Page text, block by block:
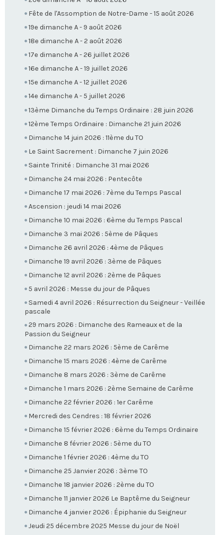
Fête de l'Assomption de Notre-Dame - 15 août 2026
19e dimanche A - 9 août 2026
18e dimanche A - 2 août 2026
17e dimanche A - 26 juillet 2026
16e dimanche A - 19 juillet 2026
15e dimanche A - 12 juillet 2026
14e dimanche A - 5 juillet 2026
13ème Dimanche du Temps Ordinaire : 28 juin 2026
12ème Temps Ordinaire : Dimanche 21 juin 2026
Dimanche 14 juin 2026 : 11ème du TO
Le Saint Sacrement : Dimanche 7 juin 2026
Sainte Trinité : Dimanche 31 mai 2026
Dimanche 24 mai 2026 : Pentecôte
Dimanche 17 mai 2026 : 7ème du Temps Pascal
Ascension : jeudi 14 mai 2026
Dimanche 10 mai 2026 : 6ème du Temps Pascal
Dimanche 3 mai 2026 : 5ème de Pâques
Dimanche 26 avril 2026 : 4ème de Pâques
Dimanche 19 avril 2026 : 3ème de Pâques
Dimanche 12 avril 2026 : 2ème de Pâques
5 avril 2026 : Messe du jour de Pâques
Samedi 4 avril 2026 : Résurrection du Seigneur - Veillée
pascale
29 mars 2026 : Dimanche des Rameaux et de la
Passion du Seigneur
Dimanche 22 mars 2026 : 5ème de Carême
Dimanche 15 mars 2026 : 4ème de Carême
Dimanche 8 mars 2026 : 3ème de Carême
Dimanche 1 mars 2026 : 2ème Semaine de Carême
Dimanche 22 février 2026 : 1er Carême
Mercredi des Cendres : 18 février 2026
Dimanche 15 février 2026 : 6ème du Temps Ordinaire
Dimanche 8 février 2026 : 5ème du TO
Dimanche 1 février 2026 : 4ème du TO
Dimanche 25 Janvier 2026 : 3ème TO
Dimanche 18 janvier 2026 : 2ème du TO
Dimanche 11 janvier 2026 Le Baptême du Seigneur
Dimanche 4 janvier 2026 : Épiphanie du Seigneur
Jeudi 25 décembre 2025 Messe du jour de Noël